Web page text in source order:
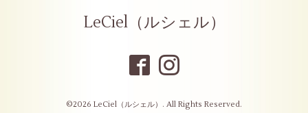
LeCiel（ルシェル）
©2026 LeCiel（ルシェル） . All Rights Reserved.